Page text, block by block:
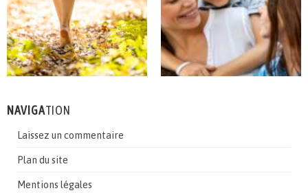
NAVIGATION
Laissez un commentaire
Plan du site
Mentions légales